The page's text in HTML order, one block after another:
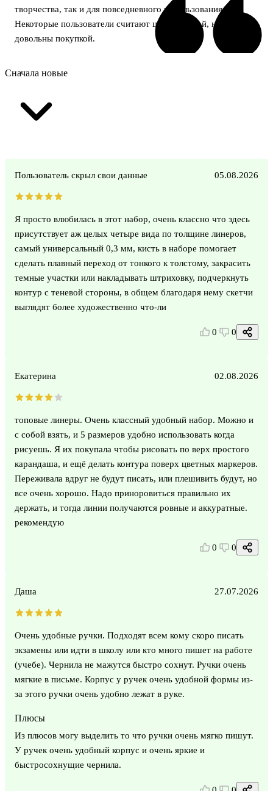
творчества, так и для повседневного использования.
Некоторые пользователи считают цену высокой, но в целом
довольны покупкой.
Сначала новые
Пользователь скрыл свои данные 05.08.2026
Я просто влюбилась в этот набор, очень классно что здесь
присутствует аж целых четыре вида по толщине линеров,
самый универсальный 0,3 мм, кисть в наборе помогает
сделать плавный переход от тонкого к толстому, закрасить
темные участки или накладывать штриховку, подчеркнуть
контур с теневой стороны, в общем благодаря нему скетчи
выглядят более художественно что-ли
0 0
Екатерина 02.08.2026
топовые линеры. Очень классный удобный набор. Можно и
с собой взять, и 5 размеров удобно использовать когда
рисуешь. Я их покупала чтобы рисовать по верх простого
карандаша, и ещё делать контура поверх цветных маркеров.
Переживала вдруг не будут писать, или плешивить будут, но
все очень хорошо. Надо приноровиться правильно их
держать, и тогда линии получаются ровные и аккуратные.
рекомендую
0 0
Даша 27.07.2026
Очень удобные ручки. Подходят всем кому скоро писать
экзамены или идти в школу или кто много пишет на работе
(учебе). Чернила не мажутся быстро сохнут. Ручки очень
мягкие в письме. Корпус у ручек очень удобной формы из-
за этого ручки очень удобно лежат в руке.
Плюсы
Из плюсов могу выделить то что ручки очень мягко пишут.
У ручек очень удобный корпус и очень яркие и
быстросохнущие чернила.